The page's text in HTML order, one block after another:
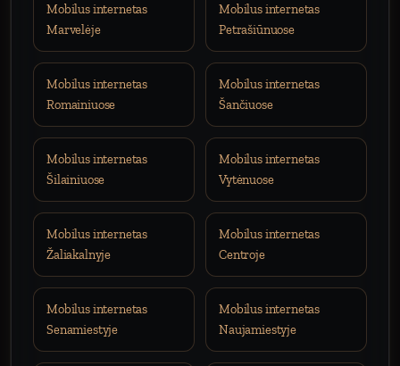
Mobilus internetas
Marvelėje
Mobilus internetas
Petrašiūnuose
Mobilus internetas
Romainiuose
Mobilus internetas
Šančiuose
Mobilus internetas
Šilainiuose
Mobilus internetas
Vytėnuose
Mobilus internetas
Žaliakalnyje
Mobilus internetas
Centroje
Mobilus internetas
Senamiestyje
Mobilus internetas
Naujamiestyje